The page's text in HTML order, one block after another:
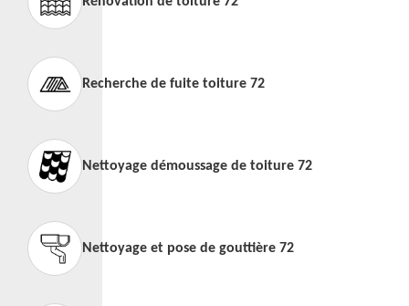
Recherche de fuite toiture 72
Nettoyage démoussage de toiture 72
Nettoyage et pose de gouttière 72